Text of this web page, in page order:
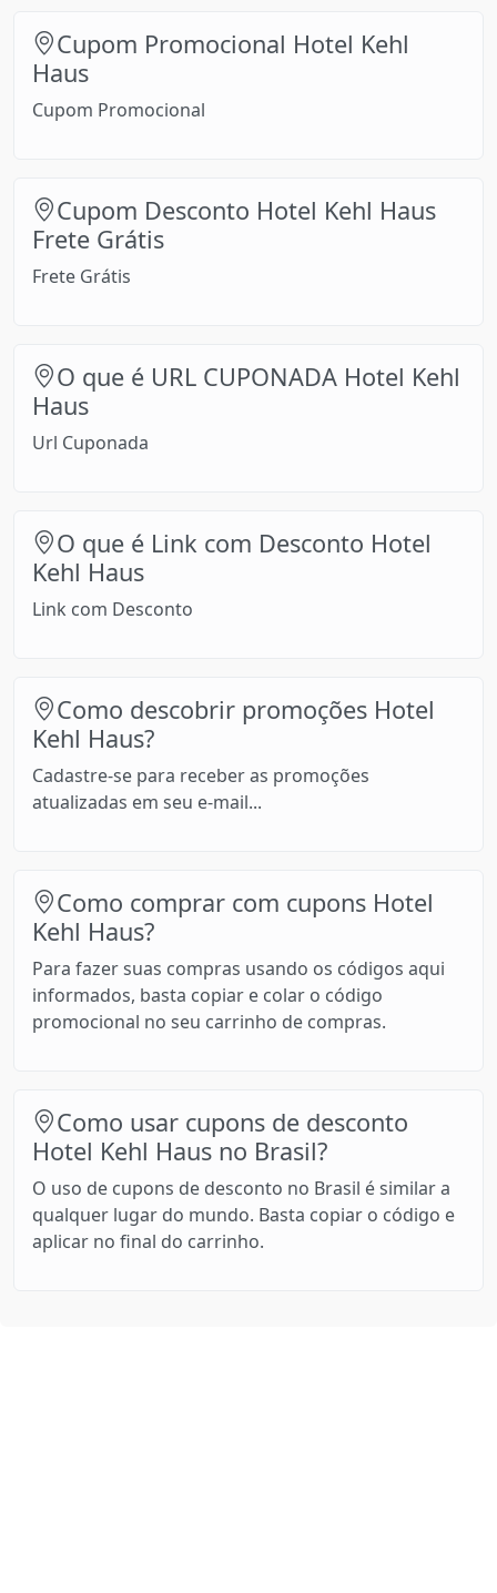
Cupom Promocional Hotel Kehl
Haus
Cupom Promocional
Cupom Desconto Hotel Kehl Haus
Frete Grátis
Frete Grátis
O que é URL CUPONADA Hotel Kehl
Haus
Url Cuponada
O que é Link com Desconto Hotel
Kehl Haus
Link com Desconto
Como descobrir promoções Hotel
Kehl Haus?
Cadastre-se para receber as promoções
atualizadas em seu e-mail...
Como comprar com cupons Hotel
Kehl Haus?
Para fazer suas compras usando os códigos aqui
informados, basta copiar e colar o código
promocional no seu carrinho de compras.
Como usar cupons de desconto
Hotel Kehl Haus no Brasil?
O uso de cupons de desconto no Brasil é similar a
qualquer lugar do mundo. Basta copiar o código e
aplicar no final do carrinho.